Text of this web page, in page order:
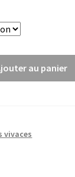
au panier
vivaces